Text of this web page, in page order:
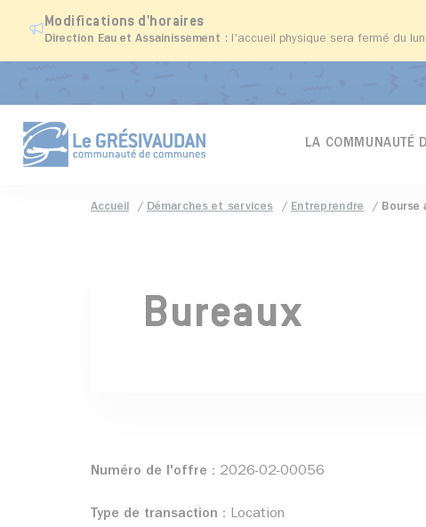
Modifications d'horaires
Direction Eau et Assainissement : l'accueil physique sera fermé du
LA COMMUNAUTÉ
Accueil Démarches et services Entreprendre Bourse
Bureaux
Numéro de l'offre : 2026-02-00056
Type de transaction : Location